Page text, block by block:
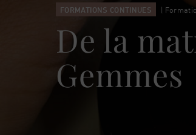
FORMATIONS CONTINUES |
De la
Gemmes